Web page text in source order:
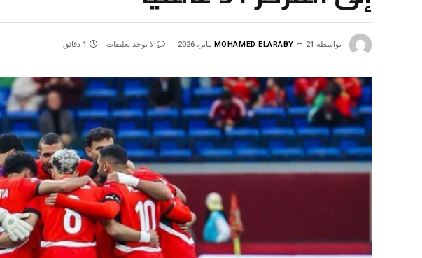
بواسطة MOHAMED ELARABY 21 يناير، 2026 لا توجد تعليقات 1 دقائق